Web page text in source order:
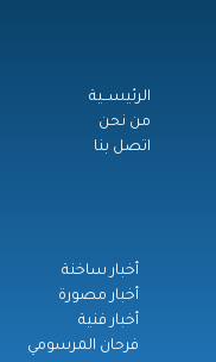
الرئيســية
من نحن
اتصل بنا
أخبار ساخنة
أخبار مصورة
أخبار فنية
فرحان المرسومي